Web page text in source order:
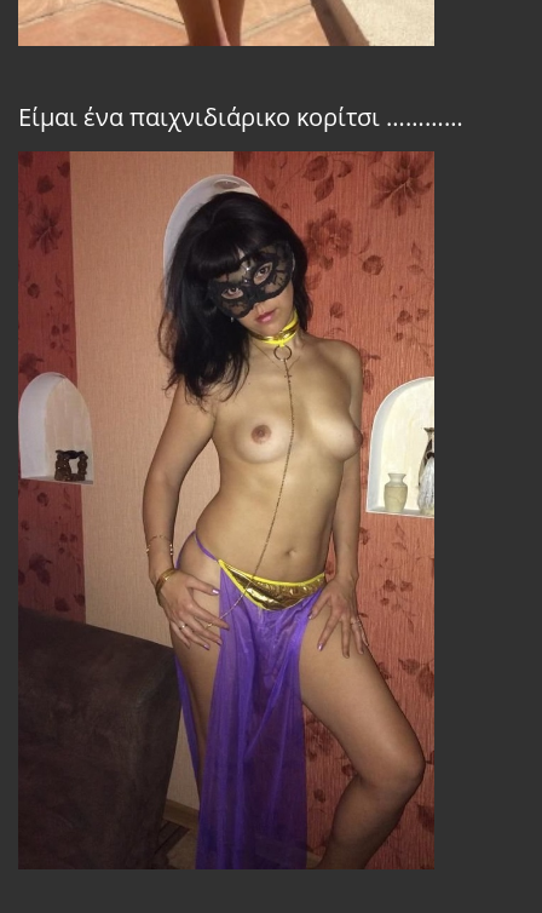
Είμαι ένα παιχνιδιάρικο κορίτσι …………